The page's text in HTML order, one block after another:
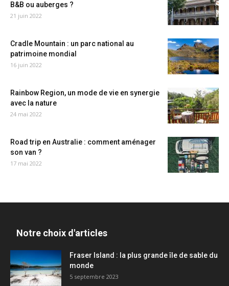
B&B ou auberges ?
21 juin 2022
Cradle Mountain : un parc national au
patrimoine mondial
16 juin 2022
Rainbow Region, un mode de vie en synergie
avec la nature
24 mai 2022
Road trip en Australie : comment aménager
son van ?
17 mai 2022
Notre choix d'articles
Fraser Island : la plus grande île de sable du
monde
5 septembre 2023